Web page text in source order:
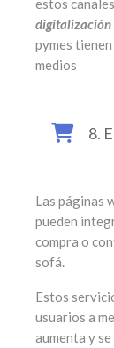
estos
digitalización
pymes
medios
8.
Las páginas
pueden
compra o
sofá.
Estos
usuarios a
aumenta y